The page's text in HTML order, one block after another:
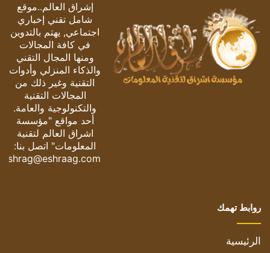
إشراق العالم..موقع
شامل تقني إخباري
اجتماعي, يهتم بالتدوين
في كافة المجالات
ومنها المجال التقني
والذكاء المنزلي وأدوات
التقنية وغير ذلك من
المجالات التقنية
والتكنولوجية والعامة.
أحد مواقع "مؤسسة
اشراق العالم لتقنية
المعلومات" اتصل بنا:
eshrag@eshraag.com
روابط تهمك
الرئيسية